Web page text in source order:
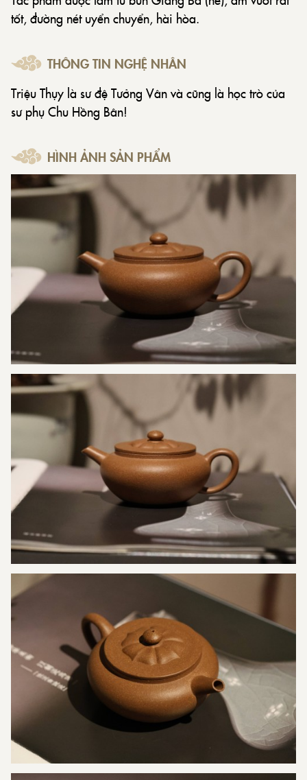
tốt, đường nét uyển chuyển, hài hòa.
THÔNG TIN NGHỆ NHÂN
Triệu Thụy là sư đệ Tưởng Vân và cũng là học trò của
sư phụ Chu Hồng Bân!
HÌNH ẢNH SẢN PHẨM